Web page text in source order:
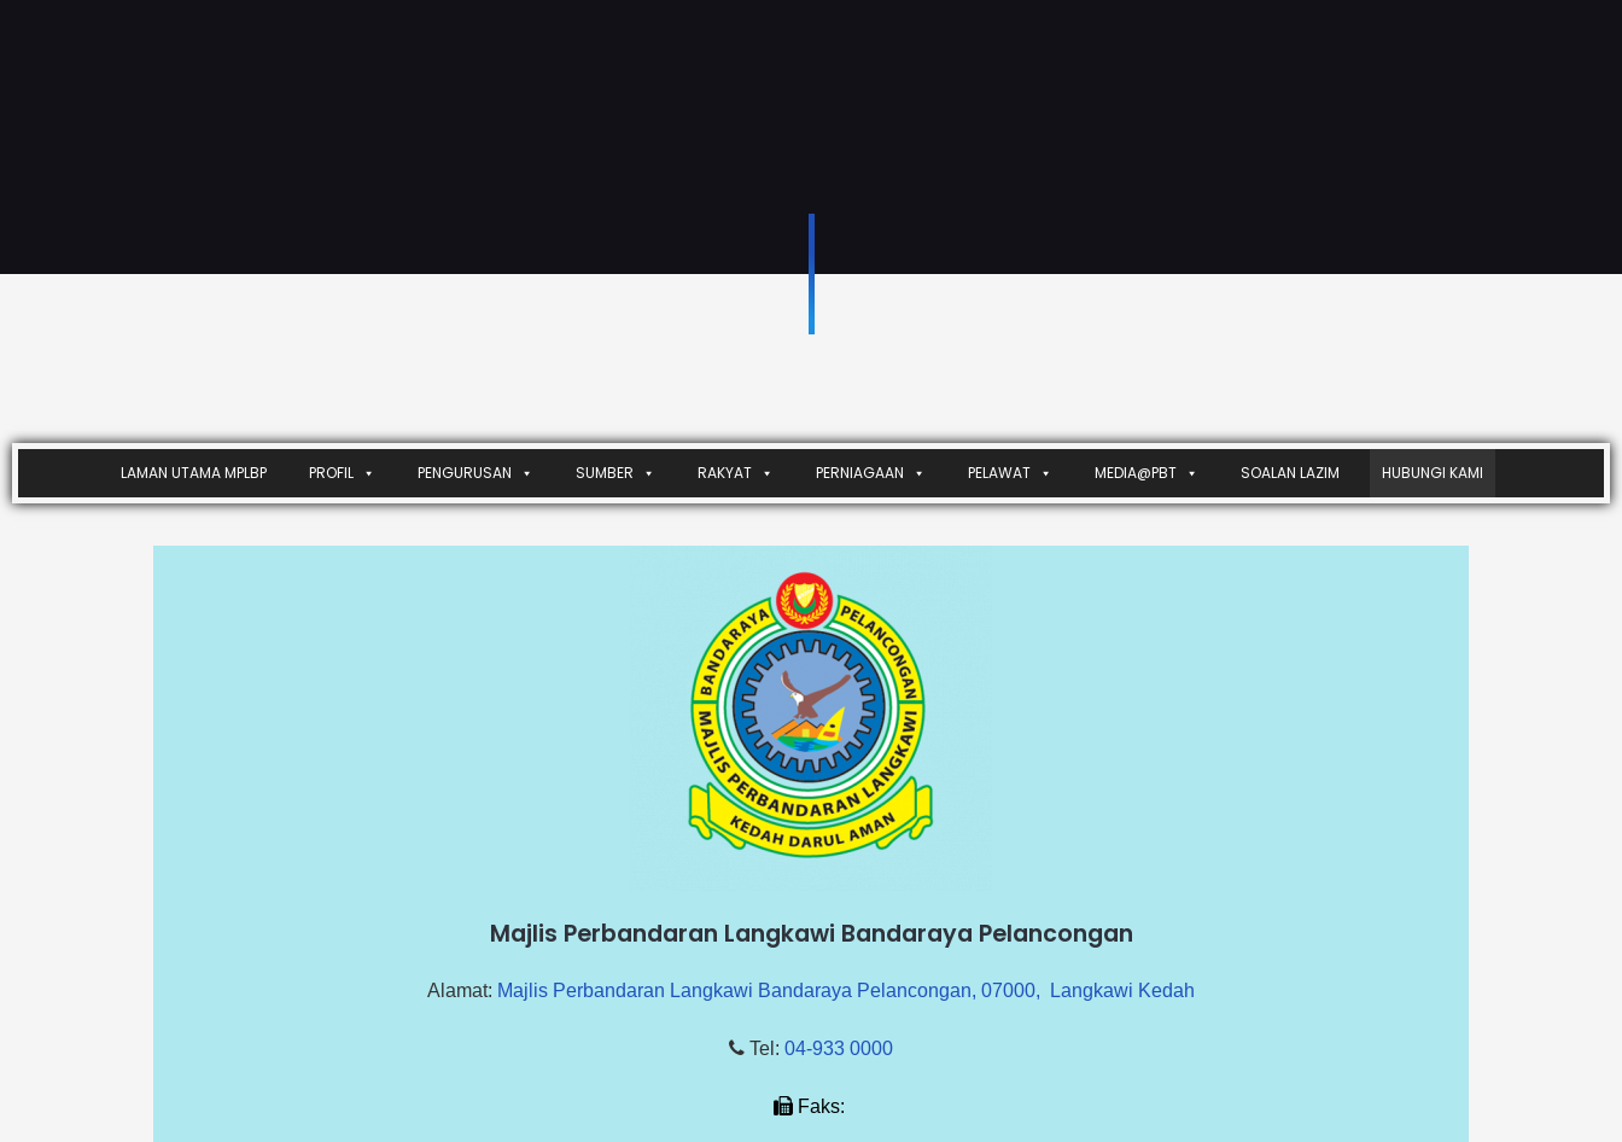
LAMAN UTAMA MPLBP PROFIL PENGURUSAN SUMBER RAKYAT PERNIAGAAN PELAWAT MEDIA@PBT SOALAN LAZIM HUBUNGI KAMI
Majlis Perbandaran Langkawi Bandaraya Pelancongan
Alamat: Majlis Perbandaran Langkawi Bandaraya Pelancongan, 07000, Langkawi Kedah
Tel: 04-933 0000
Faks: